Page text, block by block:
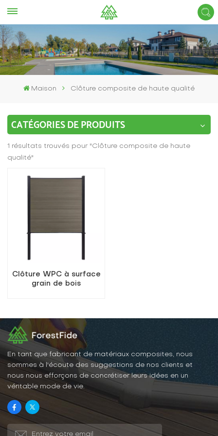
Maison Clôture composite de haute qualité
CATÉGORIES DE PRODUITS
1 résultats trouvés pour "Clôture composite de haute
qualité"
Clôture WPC à surface
grain de bois
En tant que fabricant de matériaux composites, nous
sommes à l'écoute des suggestions de nos clients et
nous nous efforçons de concrétiser leurs idées en un
véritable mode de vie.